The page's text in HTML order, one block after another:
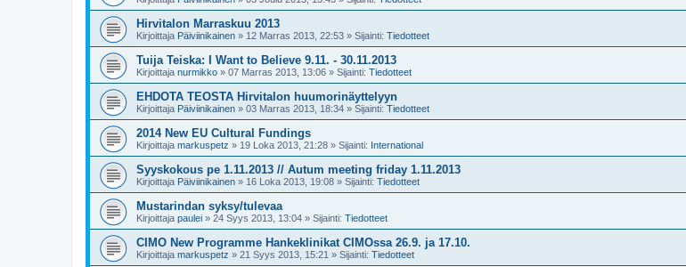
Hirvitalon Marraskuu 2013
Kirjoittaja Päiviinikainen » 12 Marras 2013, 22:53 » Sijainti: Tiedotteet
Tuija Teiska: I Want to Believe 9.11. - 30.11.2013
Kirjoittaja nurmikko » 07 Marras 2013, 13:06 » Sijainti: Tiedotteet
EHDOTA TEOSTA Hirvitalon huumorinäyttelyyn
Kirjoittaja Päiviinikainen » 03 Marras 2013, 18:34 » Sijainti: Tiedotteet
2014 New EU Cultural Fundings
Kirjoittaja markuspetz » 19 Loka 2013, 21:28 » Sijainti: International
Syyskokous pe 1.11.2013 // Autum meeting friday 1.11.2013
Kirjoittaja Päiviinikainen » 16 Loka 2013, 19:08 » Sijainti: Tiedotteet
Mustarindan syksy/tulevaa
Kirjoittaja paulei » 24 Syys 2013, 13:04 » Sijainti: Tiedotteet
CIMO New Programme Hankeklinikat CIMOssa 26.9. ja 17.10.
Kirjoittaja markuspetz » 21 Syys 2013, 15:21 » Sijainti: Tiedotteet